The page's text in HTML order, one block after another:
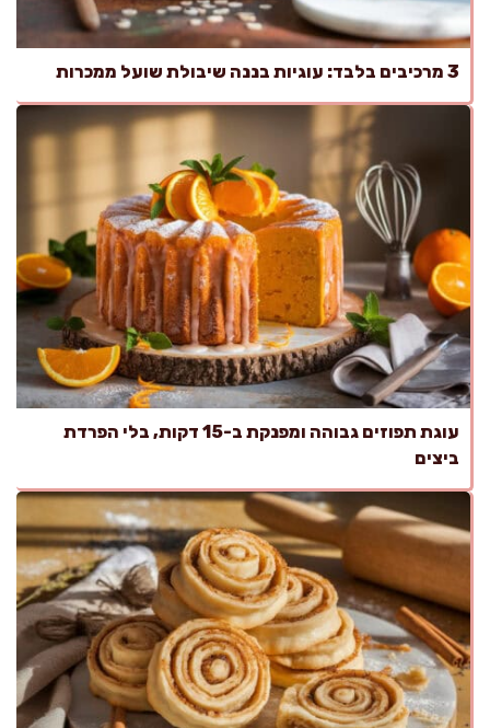
3 מרכיבים בלבד: עוגיות בננה שיבולת שועל ממכרות
עוגת תפוזים גבוהה ומפנקת ב-15 דקות, בלי הפרדת
ביצים